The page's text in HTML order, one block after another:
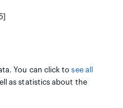
You can click tosee all
as statistics about the